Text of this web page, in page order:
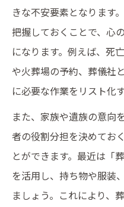
きな不安要素となります
把握しておくことで、心
になります。例えば、死
や火葬場の予約、葬儀社
に必要な作業をリスト化
また、家族や遺族の意向
者の役割分担を決めてお
とができます。最近は「
を活用し、持ち物や服装
ましょう。これにより、